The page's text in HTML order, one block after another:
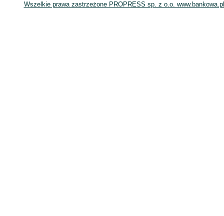
Wszelkie prawa zastrzeżone PROPRESS sp. z o.o.